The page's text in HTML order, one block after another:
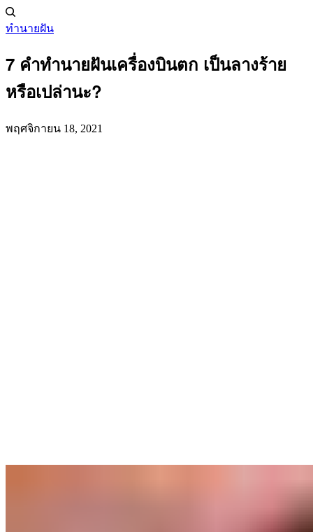
ทำนายฝัน
7 คำทำนายฝันเครื่องบินตก เป็นลางร้าย
หรือเปล่านะ?
พฤศจิกายน 18, 2021